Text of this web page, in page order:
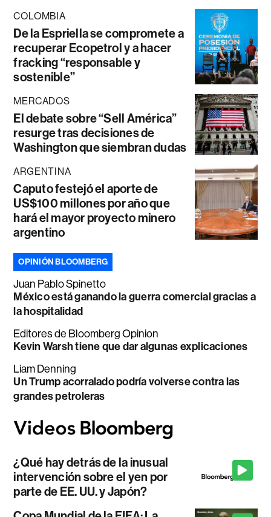
COLOMBIA
De la Espriella se compromete a
recuperar Ecopetrol y a hacer
fracking “responsable y
sostenible”
MERCADOS
El debate sobre “Sell América”
resurge tras decisiones de
Washington que siembran dudas
ARGENTINA
Caputo festejó el aporte de
US$100 millones por año que
hará el mayor proyecto minero
argentino
OPINIÓN BLOOMBERG
Juan Pablo Spinetto
México está ganando la guerra comercial gracias a
la hospitalidad
Editores de Bloomberg Opinion
Kevin Warsh tiene que dar algunas explicaciones
Liam Denning
Un Trump acorralado podría volverse contra las
grandes petroleras
¿Qué hay detrás de la inusual
intervención sobre el yen por
parte de EE. UU. y Japón?